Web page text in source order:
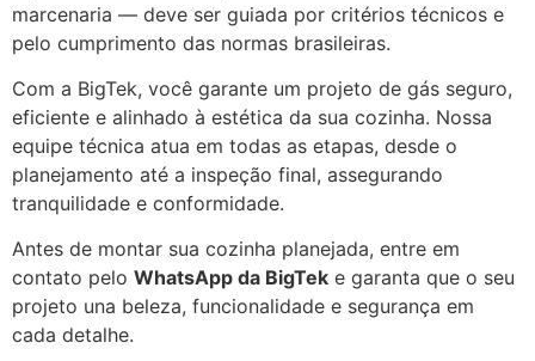
marcenaria — deve ser guiada por critérios técnicos e
pelo cumprimento das normas brasileiras.
Com a BigTek, você garante um projeto de gás seguro,
eficiente e alinhado à estética da sua cozinha. Nossa
equipe técnica atua em todas as etapas, desde o
planejamento até a inspeção final, assegurando
tranquilidade e conformidade.
Antes de montar sua cozinha planejada, entre em
contato pelo WhatsApp da BigTek e garanta que o seu
projeto una beleza, funcionalidade e segurança em
cada detalhe.